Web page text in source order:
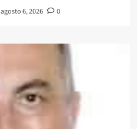
agosto 6, 2026 0